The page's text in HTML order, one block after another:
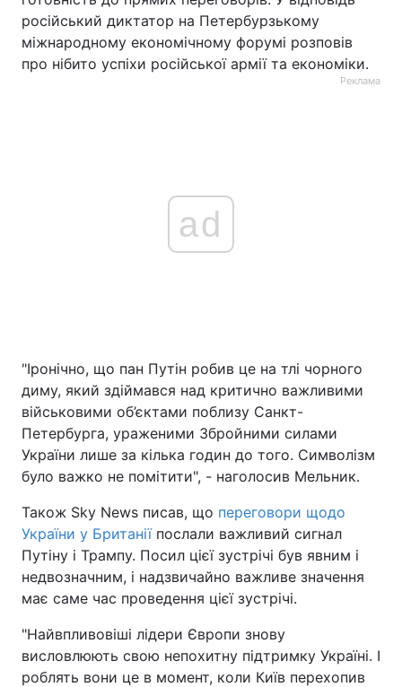
російський диктатор на Петербурзькому
міжнародному економічному форумі розповів
про нібито успіхи російської армії та економіки.
Реклама
ad
"Іронічно, що пан Путін робив це на тлі чорного
диму, який здіймався над критично важливими
військовими об’єктами поблизу Санкт-
Петербурга, ураженими Збройними силами
України лише за кілька годин до того. Символізм
було важко не помітити", - наголосив Мельник.
Також Sky News писав, що переговори щодо
України у Британіїпослали важливий сигнал
Путіну і Трампу. Посил цієї зустрічі був явним і
недвозначним, і надзвичайно важливе значення
має саме час проведення цієї зустрічі.
"Найвпливовіші лідери Європи знову
висловлюють свою непохитну підтримку Україні. І
роблять вони це в момент, коли Київ перехопив